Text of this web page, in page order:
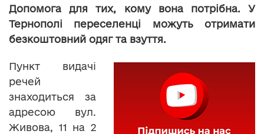
Допомога для тих, кому вона потрібна. У
Тернополі переселенці можуть отримати
безкоштовний одяг та взуття.
Пункт видачі
речей
знаходиться за
адресою вул.
Живова, 11 на 2